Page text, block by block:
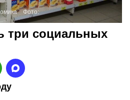
Фото:
три социальных